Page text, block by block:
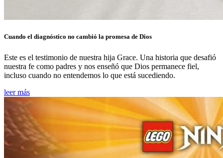
Cuando el diagnóstico no cambió la promesa de Dios
Este es el testimonio de nuestra hija Grace. Una historia que desafió
nuestra fe como padres y nos enseñó que Dios permanece fiel,
incluso cuando no entendemos lo que está sucediendo.
leer más